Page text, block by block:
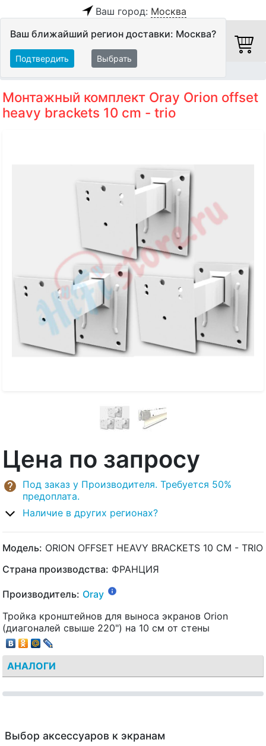
Ваш город: Москва
Ваш ближайший регион доставки: Москва?
Подтвердить Выбрать
Монтажный комплект Oray Orion offset
heavy brackets 10 cm - trio
Цена по запросу
Под заказ у Производителя. Требуется 50%
предоплата.
Наличие в других регионах?
Модель: ORION OFFSET HEAVY BRACKETS 10 CM - TRIO
Страна производства: ФРАНЦИЯ
Производитель: Oray
Тройка кронштейнов для выноса экранов Orion
(диагоналей свыше 220") на 10 см от стены
АНАЛОГИ
Выбор аксессуаров к экранам